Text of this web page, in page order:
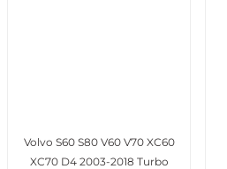
Volvo S60 S80 V60 V70 XC60
XC70 D4 2003-2018 Turbo